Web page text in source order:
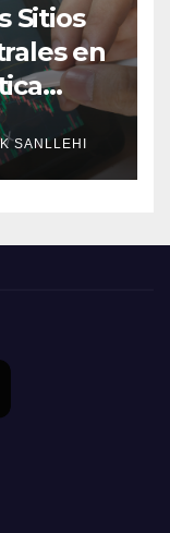
Sitios
en
SANLLEHI